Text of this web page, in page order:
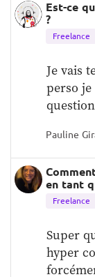
Est-ce
?
Freelance
Je vais
perso je
Pauline
en tant
Freelance
Super
hyper